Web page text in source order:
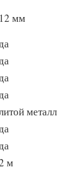
12 мм
металл
м